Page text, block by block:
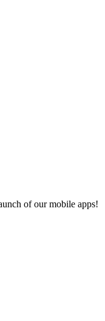
of our mobile apps!